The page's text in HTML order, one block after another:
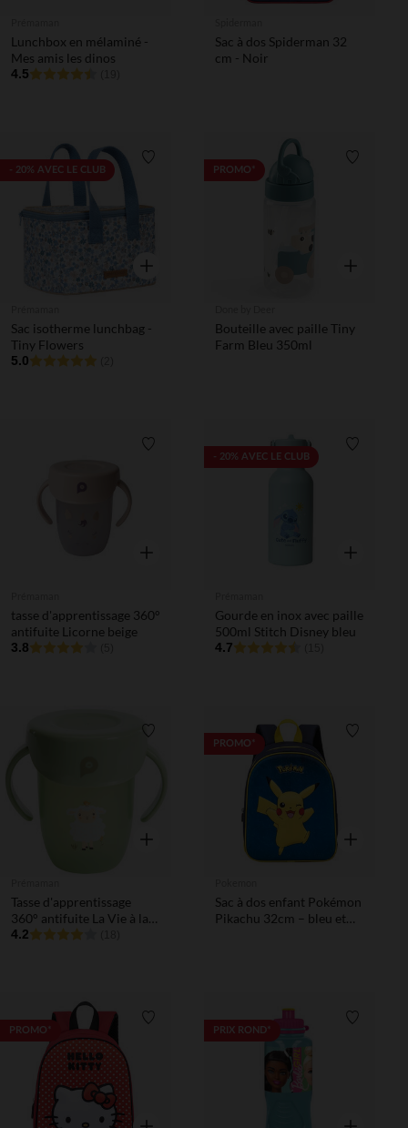
Lunchbox en mélaminé -
Mes amis les dinos
4.5
Sac à dos Spiderman 32
cm - Noir
- 20% AVEC LE CLUB Liste de souhaits
Aperçu rapide
Sac isotherme lunchbag -
Tiny Flowers
5.0
PROMO*
Aperçu
Bouteille avec paille Tiny
Farm Bleu 350ml
Liste de souhaits
Aperçu rapide
tasse d'apprentissage 360°
antifuite Licorne beige
3.8
- 20% AVEC LE CLUB
Aperçu
Gourde en inox avec paille
500ml Stitch Disney bleu
4.7
Liste de souhaits
Aperçu rapide
Tasse d'apprentissage
360° antifuite La Vie à la
Ferme
4.2
PROMO*
Aperçu
Sac à dos enfant Pokémon
Pikachu 32cm – bleu et
PROMO* Liste de souhaits
Aperçu rapide
PRIX ROND*
Aperçu